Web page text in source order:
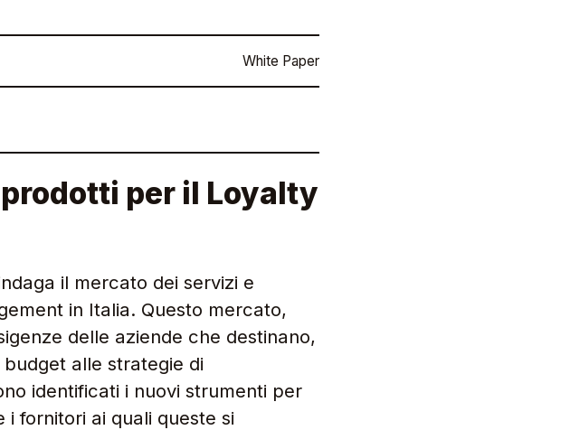
White Paper
per il Loyalty
il mercato dei servizi e
in Italia. Questo mercato,
delle aziende che destinano,
alle strategie di
identificati i nuovi strumenti per
fornitori ai quali queste si